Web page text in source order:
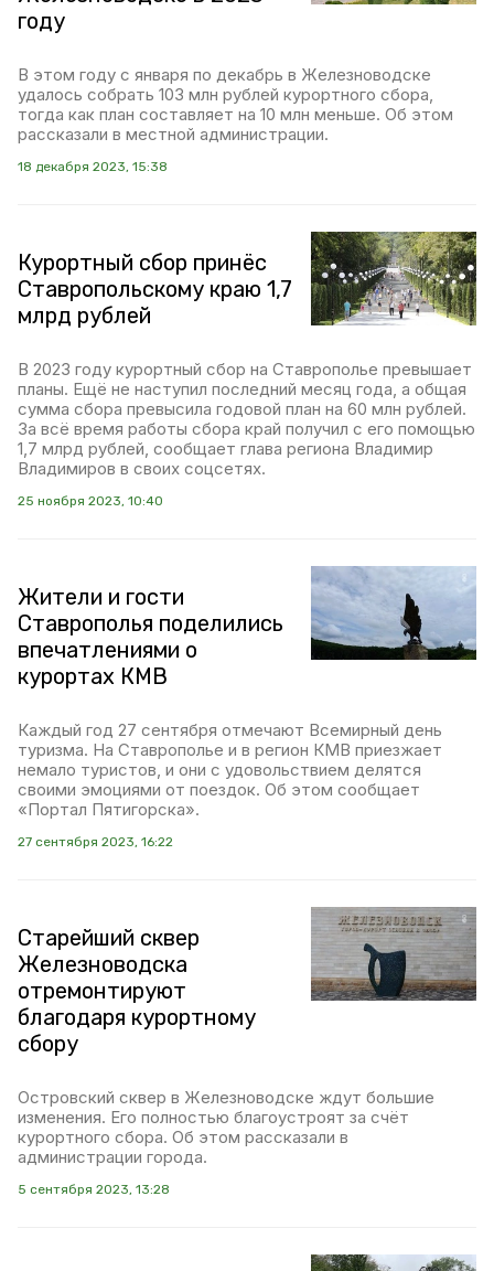
году
В этом году с января по декабрь в Железноводске
удалось собрать 103 млн рублей курортного сбора,
тогда как план составляет на 10 млн меньше. Об этом
рассказали в местной администрации.
18 декабря 2023, 15:38
Курортный сбор принёс
Ставропольскому краю 1,7
млрд рублей
В 2023 году курортный сбор на Ставрополье превышает
планы. Ещё не наступил последний месяц года, а общая
сумма сбора превысила годовой план на 60 млн рублей.
За всё время работы сбора край получил с его помощью
1,7 млрд рублей, сообщает глава региона Владимир
Владимиров в своих соцсетях.
25 ноября 2023, 10:40
Жители и гости
Ставрополья поделились
впечатлениями о
курортах КМВ
Каждый год 27 сентября отмечают Всемирный день
туризма. На Ставрополье и в регион КМВ приезжает
немало туристов, и они с удовольствием делятся
своими эмоциями от поездок. Об этом сообщает
«Портал Пятигорска».
27 сентября 2023, 16:22
Старейший сквер
Железноводска
отремонтируют
благодаря курортному
сбору
Островский сквер в Железноводске ждут большие
изменения. Его полностью благоустроят за счёт
курортного сбора. Об этом рассказали в
администрации города.
5 сентября 2023, 13:28